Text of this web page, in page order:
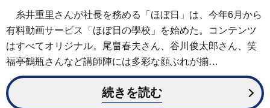
糸井重里さんが社長を務める「ほぼ日」は、今年6月から
有料動画サービス「ほぼ日の學校」を始めた。コンテンツ
はすべてオリジナル。尾畠春夫さん、谷川俊太郎さん、笑
福亭鶴瓶さんなど講師陣には多彩な顔ぶれが揃…
続きを読む